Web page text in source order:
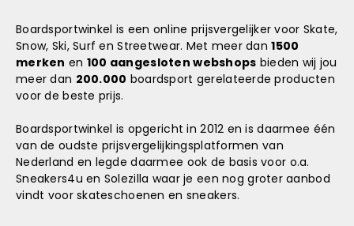
Boardsportwinkel is een online prijsvergelijker voor Skate,
Snow, Ski, Surf en Streetwear. Met meer dan1500
merken en 100 aangesloten webshops bieden wij jou
meer dan 200.000 boardsport gerelateerde producten
voor de beste prijs.
Boardsportwinkel is opgericht in 2012 en is daarmee één
van de oudste prijsvergelijkingsplatformen van
Nederland en legde daarmee ook de basis voor o.a.
Sneakers4u en Solezilla waar je een nog groter aanbod
vindt voor skateschoenen en sneakers.